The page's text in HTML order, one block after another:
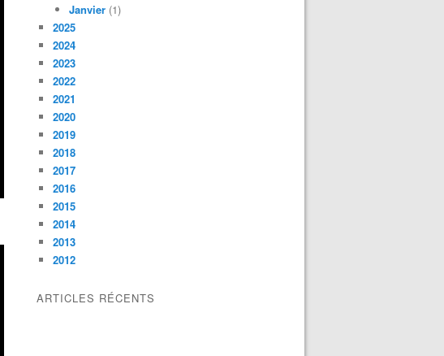
Janvier (1)
2025
2024
2023
2022
2021
2020
2019
2018
2017
2016
2015
2014
2013
2012
ARTICLES RÉCENTS